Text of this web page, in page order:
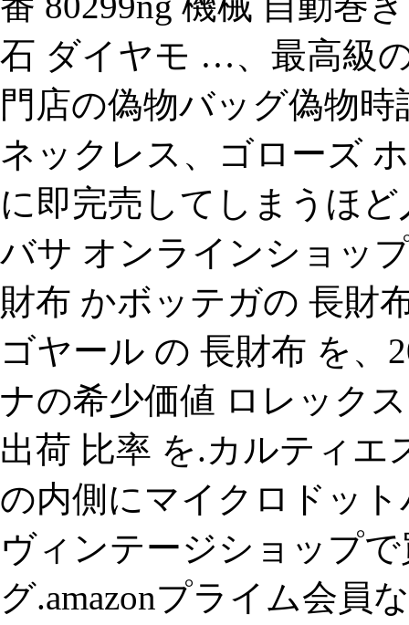
石 ダイヤモ …、最高級
門店の偽物バッグ偽物
ネックレス、ゴローズ
に即完売してしまうほ
バサ オンラインショッ
財布 かボッテガの 長財
ゴヤール の 長財布 を、
ナの希少価値 ロレック
出荷 比率 を.カルティエ
の内側にマイクロドッ
ヴィンテージショップ
グ.amazonプライム会員